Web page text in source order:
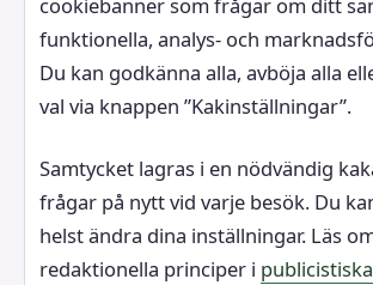
funktionella, analys- och
Du kan godkänna alla, avböja alla
val via knappen ”Kakinställningar”.
Samtycket lagras i en nödvändig
frågar på nytt vid varje besök. Du
helst ändra dina inställningar. Läs
redaktionella principer i